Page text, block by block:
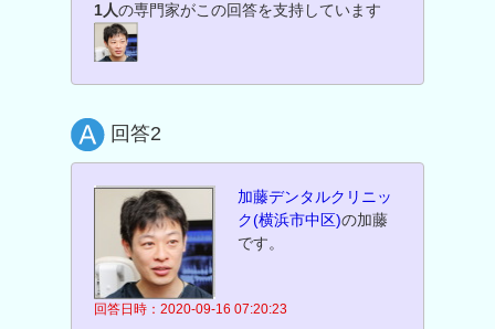
1人の専門家がこの回答を支持しています
回答2
加藤デンタルクリニッ
ク(横浜市中区)の加藤
です。
回答日時：2020-09-16 07:20:23